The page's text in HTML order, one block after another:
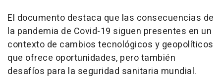
El documento destaca que las consecuencias de
la pandemia de Covid-19 siguen presentes en un
contexto de cambios tecnológicos y geopolíticos
que ofrece oportunidades, pero también
desafíos para la seguridad sanitaria mundial.